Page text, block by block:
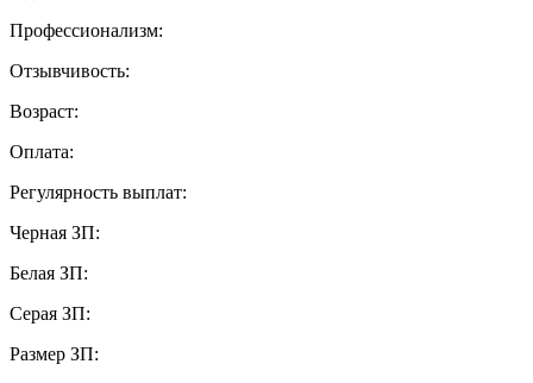
Профессионализм:
Отзывчивость:
Возраст:
Оплата:
Регулярность выплат:
Черная ЗП:
Белая ЗП:
Серая ЗП:
Размер ЗП: